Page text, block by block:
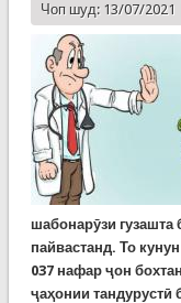
Чоп шуд: 13/07/2021
шабонарӯзи гузашта
пайвастанд. То
037 нафар ҷон
ҷаҳонии тандурустӣ